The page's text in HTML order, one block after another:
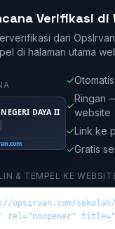
Verifikasi di
dari
di halaman utama
✓
✓
Ringan
website
✓Link ke
✓Gratis
& TEMPEL KE